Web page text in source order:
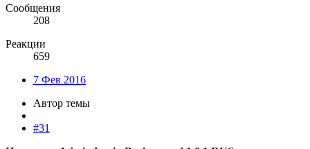
Сообщения
208
Реакции
659
7 Фев 2016
Автор темы
#31